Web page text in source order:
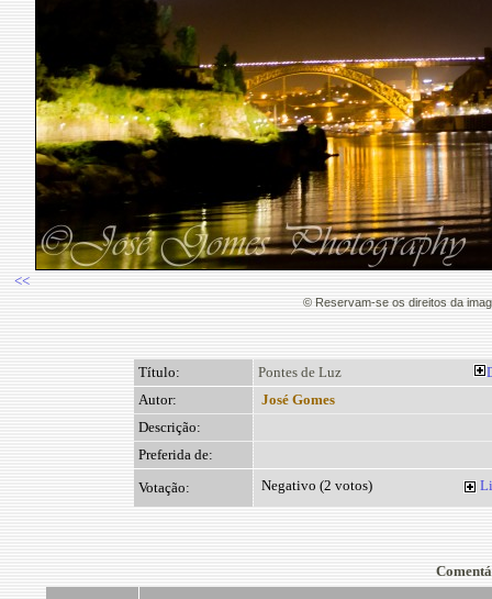
<<
© Reservam-se os direitos da
Título: Pontes de Luz
Autor:
José Gomes
Descrição:
Preferida de:
Votação:
Negativo (2 votos)